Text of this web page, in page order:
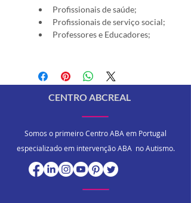
Profissionais de saúde;
Profissionais de serviço social;
Professores e Educadores;
CENTRO ABCREAL
Somos o primeiro Centro ABA em Portugal
especializado em intervenção ABA no Autismo.